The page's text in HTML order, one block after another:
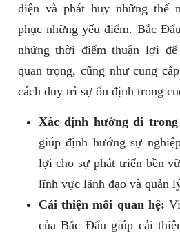
diện và phát huy những thế
phục những yếu điểm. Bắc
những thời điểm thuận lợi
quan trọng, cũng như cung
cách duy trì sự ổn định trong
Xác định hướng đi trong
giúp định hướng sự
lợi cho sự phát triển bền
lĩnh vực lãnh đạo và quản
Cải thiện mối quan hệ:
của Bắc Đẩu giúp cải